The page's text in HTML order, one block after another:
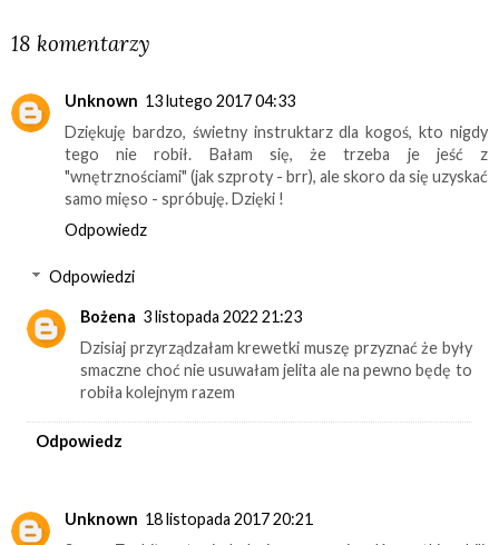
18 komentarzy
Unknown 13 lutego 2017 04:33
Dziękuję bardzo, świetny instruktarz dla kogoś, kto nigdy
tego nie robił. Bałam się, że trzeba je jeść z
"wnętrznościami" (jak szproty - brr), ale skoro da się uzyskać
samo mięso - spróbuję. Dzięki !
Odpowiedz
Odpowiedzi
Bożena 3 listopada 2022 21:23
Dzisiaj przyrządzałam krewetki muszę przyznać że były
smaczne choć nie usuwałam jelita ale na pewno będę to
robiła kolejnym razem
Odpowiedz
Unknown 18 listopada 2017 20:21